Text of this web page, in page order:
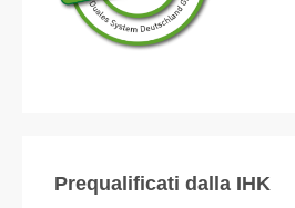
Prequalificati dalla IHK